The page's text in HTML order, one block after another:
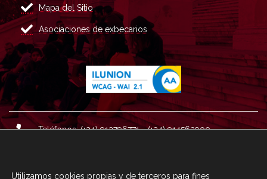
Mapa del Sitio
Asociaciones de exbecarios
Teléfonos: (+34) 913796771 - (+34) 914562900
Utilizamos cookies propias y de terceros para fines